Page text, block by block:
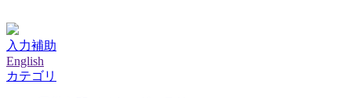
入力補助
English
カテゴリ